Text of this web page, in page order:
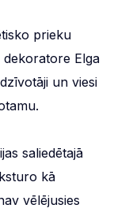
prieku
Elga
un viesi
saliedētajā
kā
vēlējusies